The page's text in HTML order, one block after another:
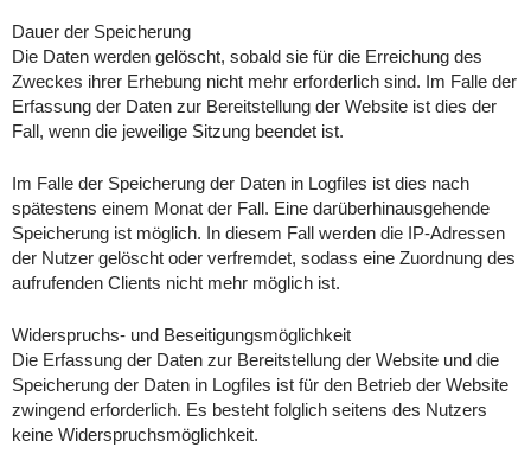
Dauer der Speicherung
Die Daten werden gelöscht, sobald sie für die Erreichung des
Zweckes ihrer Erhebung nicht mehr erforderlich sind. Im Falle der
Erfassung der Daten zur Bereitstellung der Website ist dies der
Fall, wenn die jeweilige Sitzung beendet ist.
Im Falle der Speicherung der Daten in Logfiles ist dies nach
spätestens einem Monat der Fall. Eine darüberhinausgehende
Speicherung ist möglich. In diesem Fall werden die IP-Adressen
der Nutzer gelöscht oder verfremdet, sodass eine Zuordnung des
aufrufenden Clients nicht mehr möglich ist.
Widerspruchs- und Beseitigungsmöglichkeit
Die Erfassung der Daten zur Bereitstellung der Website und die
Speicherung der Daten in Logfiles ist für den Betrieb der Website
zwingend erforderlich. Es besteht folglich seitens des Nutzers
keine Widerspruchsmöglichkeit.